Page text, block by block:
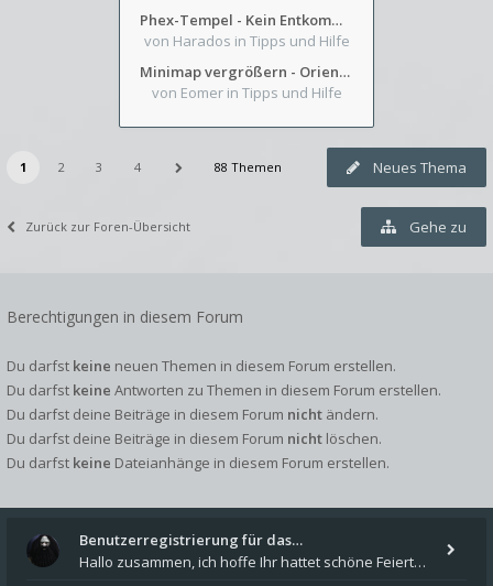
Phex-Tempel - Kein Entkommen aus Weinkeller/Bibliothek Trakt
von Harados in Tipps und Hilfe
Minimap vergrößern - Orientierung in Blutzinnen
von Eomer in Tipps und Hilfe
Neues Thema
1 2 3 4 88 Themen
Zurück zur Foren-Übersicht Gehe zu
Berechtigungen in diesem Forum
Du darfst keine neuen Themen in diesem Forum erstellen.
Du darfst keine Antworten zu Themen in diesem Forum erstellen.
Du darfst deine Beiträge in diesem Forum nicht ändern.
Du darfst deine Beiträge in diesem Forum nicht löschen.
Du darfst keine Dateianhänge in diesem Forum erstellen.
Benutzerregistrierung für das…
Hallo zusammen, ich hoffe Ihr hattet schöne Feiertage und kommt auch gut ins neue Jahr. Ich schreibe hier kurz zur Infor